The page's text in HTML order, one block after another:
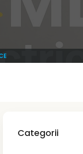
Categorii